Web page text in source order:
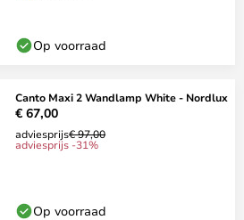
Op voorraad
Canto Maxi 2 Wandlamp White - Nordlux
€ 67,00
adviesprijs€ 97,00
adviesprijs -31%
Op voorraad